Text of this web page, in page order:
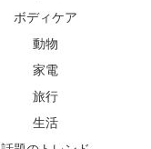
ボディケア
動物
家電
旅行
生活